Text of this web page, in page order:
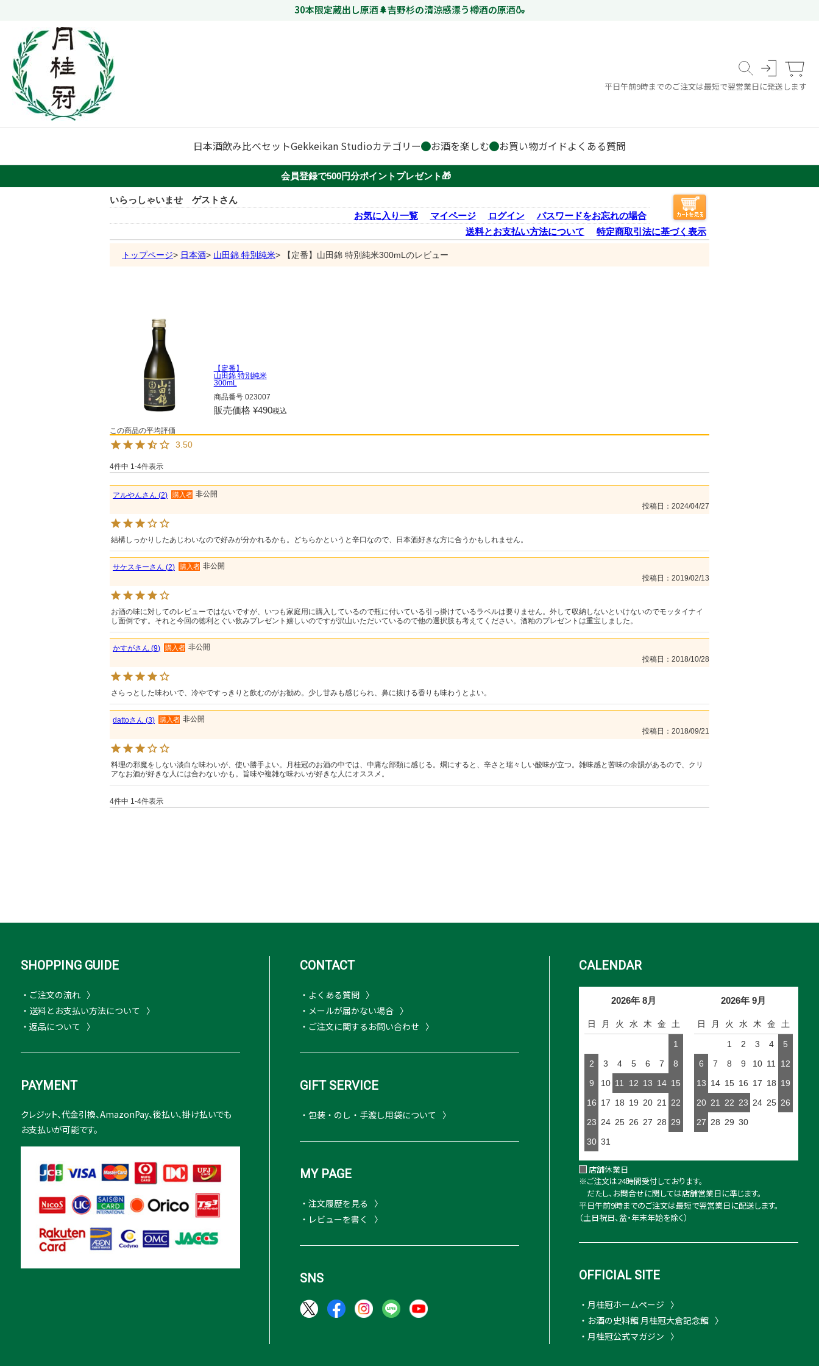
30本限定蔵出し原酒🌲吉野杉の清涼感漂う樽酒の原酒🍶
平日午前9時までのご注文は最短で翌営業日に発送します
日本酒飲み比べセットGekkeikan Studioカテゴリー お酒を楽しむ お買い物ガイドよくある質問
会員登録で500円分ポイントプレゼント🎁
いらっしゃいませ ゲストさん
お気に入り一覧
マイページ ログイン
パスワードをお忘れの場合
送料とお支払い方法について
特定商取引法に基づく表示
トップページ 日本酒 山田錦 特別純米 【定番】山田錦 特別純米300mLのレビュー
【定番】
山田錦 特別純米
300mL
商品番号 023007
販売価格 ¥490税込
3.50
4件中 1 -4件表示
アルやん 2 購入者 非公開
投稿日
2024/04/27
結構しっかりしたあじわいなので好みが分かれるかも。どちらかというと辛口なので、日本酒好きな方に合うかもしれません。
サケスキー 2 購入者 非公開
投稿日
2019/02/13
お酒の味に対してのレビューではないですが、いつも家庭用に購入しているので瓶に付いている引っ掛けているラベルは要りません。外して収納しないといけないのでモッタイナイ
し面倒です。それと今回の徳利とぐい飲みプレゼント嬉しいのですが沢山いただいているので他の選択肢も考えてください。酒粕のプレゼントは重宝しました。
かすが 9 購入者 非公開
投稿日
2018/10/28
さらっとした味わいで、冷やですっきりと飲むのがお勧め。少し甘みも感じられ、鼻に抜ける香りも味わうとよい。
datto 3 購入者 非公開
投稿日
2018/09/21
料理の邪魔をしない淡白な味わいが、使い勝手よい。月桂冠のお酒の中では、中庸な部類に感じる。燗にすると、辛さと瑞々しい酸味が立つ。雑味感と苦味の余韻があるので、クリ
アなお酒が好きな人には合わないかも。旨味や複雑な味わいが好きな人にオススメ。
4件中 1 -4件表示
SHOPPING GUIDE
・ご注文の流れ
・送料とお支払い方法について
・返品について
PAYMENT
クレジット、代金引換、AmazonPay、後払い、掛け払いでも
お支払いが可能です。
CONTACT
・よくある質問
・メールが届かない場合
・ご注文に関するお問い合わせ
GIFT SERVICE
・包装・のし・手渡し用袋について
MY PAGE
・注文履歴を見る
・レビューを書く
SNS
CALENDAR
2026年 8月
日 月 火 水 木 金 土
1
2
3 4 5 6 7
8
9
10 11 12 13 14 15
16 17 18 19 20 21
22
23 24 25 26 27 28 29
30 31
2026年 9月
日 月 火 水 木 金 土
1 2 3 4
5
6
7 8 9 10 11
12
13 14 15 16 17 18 19
20 21 22 23 24 25 26
27 28 29 30
店舗休業日
※ご注文は24時間受付しております。
だたし、お問合せに関しては店舗営業日に準じます。
平日午前9時までのご注文は最短で翌営業日に配送します。
（土日祝日、盆・年末年始を除く）
OFFICIAL SITE
・月桂冠ホームページ
・お酒の史料館 月桂冠大倉記念館
・月桂冠公式マガジン